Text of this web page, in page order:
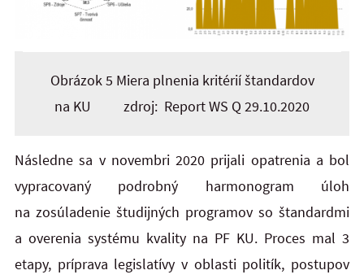
Obrázok 5 Miera plnenia kritérií štandardov
na KU zdroj: Report WS Q 29.10.2020
Následne sa v novembri 2020 prijali opatrenia a bol
vypracovaný podrobný harmonogram úloh
na zosúladenie študijných programov so štandardmi
a overenia systému kvality na PF KU. Proces mal 3
etapy, príprava legislatívy v oblasti politík, postupov